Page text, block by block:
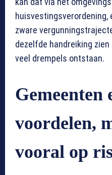
zware
dezelfde handreiking
veel drempels ontstaan.
Gemeenten
voordelen,
vooral op